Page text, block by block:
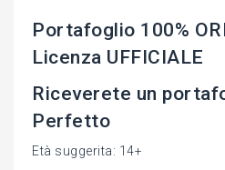
Portafoglio 100%
Licenza UFFICIALE
Riceverete un
Perfetto
Età suggerita: 14+